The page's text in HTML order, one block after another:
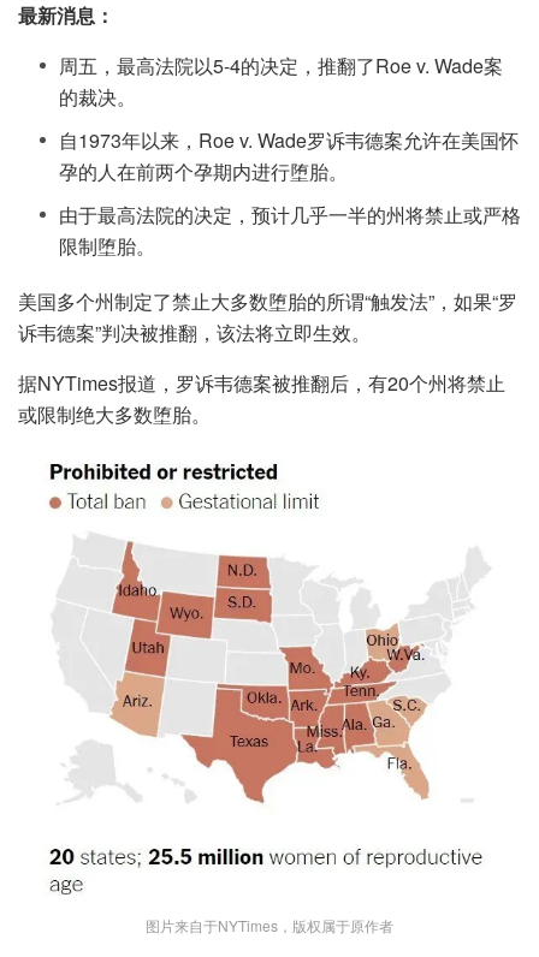
最新消息：
周五，最高法院以5-4的决定，推翻了Roe v. Wade案
的裁决。
自1973年以来，Roe v. Wade罗诉韦德案允许在美国怀
孕的人在前两个孕期内进行堕胎。
由于最高法院的决定，预计几乎一半的州将禁止或严格
限制堕胎。
美国多个州制定了禁止大多数堕胎的所谓“触发法”，如果“罗
诉韦德案”判决被推翻，该法将立即生效。
据NYTimes报道，罗诉韦德案被推翻后，有20个州将禁止
或限制绝大多数堕胎。
图片来自于NYTimes，版权属于原作者